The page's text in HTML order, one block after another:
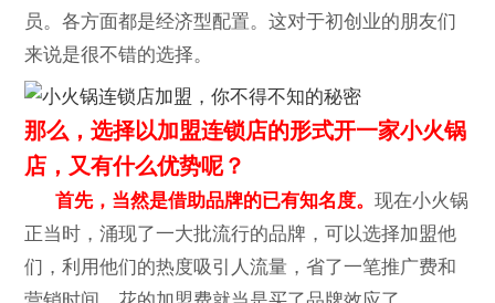
员。各方面都是经济型配置。这对于初创业的朋友们
来说是很不错的选择。
那么，选择以加盟连锁店的形式开一家小火锅
店，又有什么优势呢？
首先，当然是借助品牌的已有知名度。现在小火锅
正当时，涌现了一大批流行的品牌，可以选择加盟他
们，利用他们的热度吸引人流量，省了一笔推广费和